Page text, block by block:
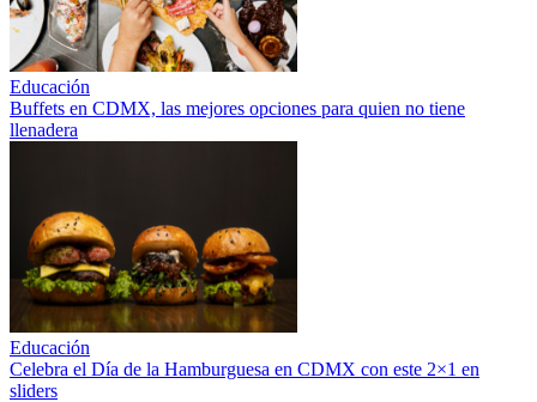
Educación
Buffets en CDMX, las mejores opciones para quien no tiene
llenadera
Educación
Celebra el Día de la Hamburguesa en CDMX con este 2×1 en
sliders